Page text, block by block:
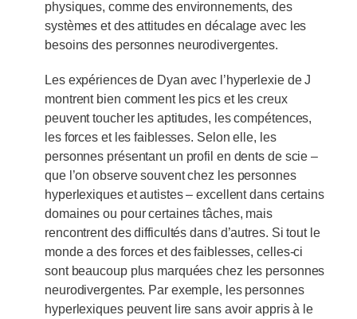
physiques, comme des environnements, des
systèmes et des attitudes en décalage avec les
besoins des personnes neurodivergentes.
Les expériences de Dyan avec l’hyperlexie de J
montrent bien comment les pics et les creux
peuvent toucher les aptitudes, les compétences,
les forces et les faiblesses. Selon elle, les
personnes présentant un profil en dents de scie –
que l’on observe souvent chez les personnes
hyperlexiques et autistes – excellent dans certains
domaines ou pour certaines tâches, mais
rencontrent des difficultés dans d’autres. Si tout le
monde a des forces et des faiblesses, celles-ci
sont beaucoup plus marquées chez les personnes
neurodivergentes. Par exemple, les personnes
hyperlexiques peuvent lire sans avoir appris à le